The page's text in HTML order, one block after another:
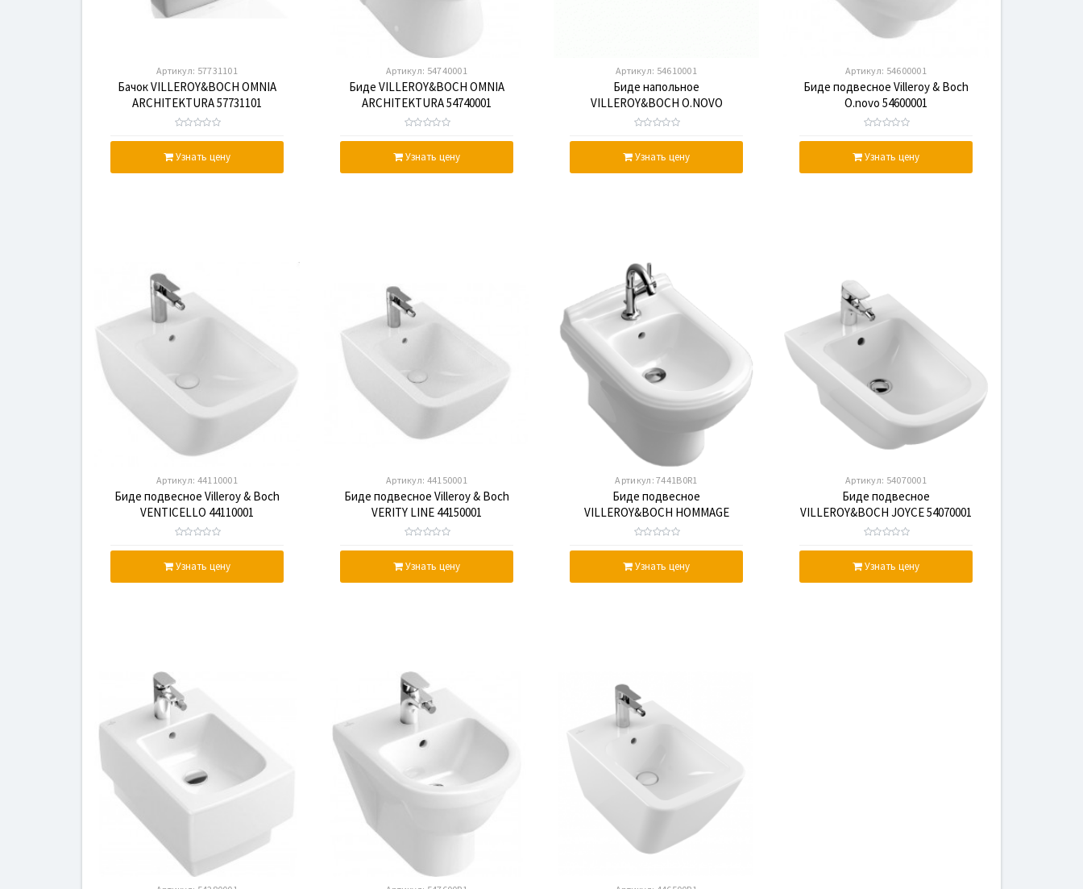
Артикул: 57731101
Бачок VILLEROY&BOCH OMNIA
ARCHITEKTURA 57731101
Узнать цену
Артикул: 54740001
Биде VILLEROY&BOCH OMNIA
ARCHITEKTURA 54740001
Узнать цену
Артикул: 54610001
Биде напольное
VILLEROY&BOCH O.NOVO
54610001
Узнать цену
Артикул: 54600001
Биде подвесное Villeroy & Boch
O.novo 54600001
Узнать цену
Артикул: 44110001
Биде подвесное Villeroy & Boch
VENTICELLO 44110001
Узнать цену
Артикул: 44150001
Биде подвесное Villeroy & Boch
VERITY LINE 44150001
Узнать цену
Артикул:7441B0R1
Биде подвесное
VILLEROY&BOCH HOMMAGE
7441B0R1
Узнать цену
Артикул: 54070001
Биде подвесное
VILLEROY&BOCH JOYCE 54070001
Узнать цену